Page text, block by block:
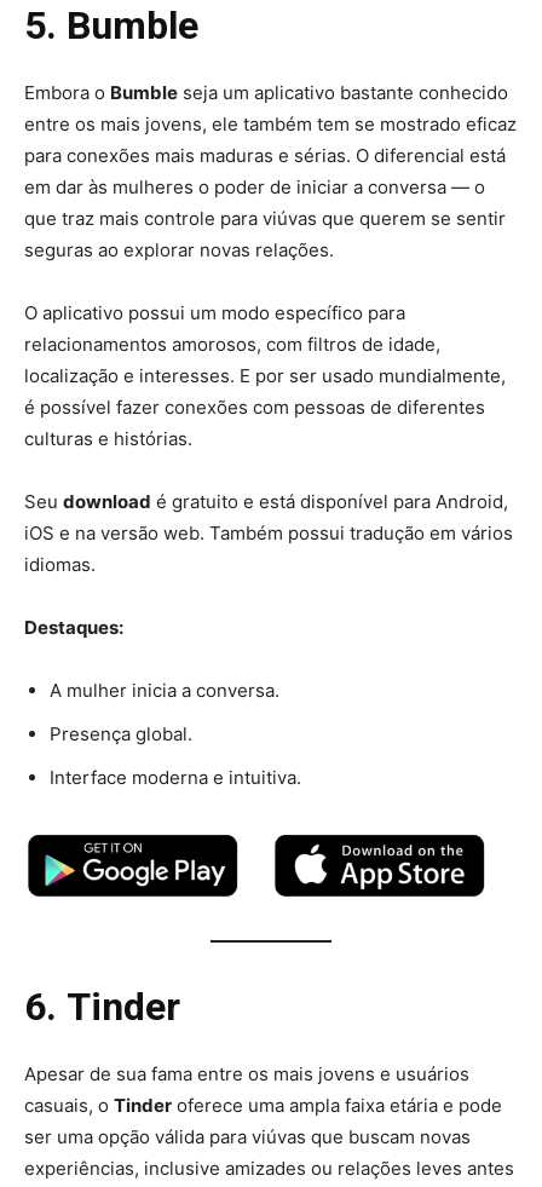
5. Bumble
Embora o Bumble seja um aplicativo bastante conhecido
entre os mais jovens, ele também tem se mostrado eficaz
para conexões mais maduras e sérias. O diferencial está
em dar às mulheres o poder de iniciar a conversa — o
que traz mais controle para viúvas que querem se sentir
seguras ao explorar novas relações.
O aplicativo possui um modo específico para
relacionamentos amorosos, com filtros de idade,
localização e interesses. E por ser usado mundialmente,
é possível fazer conexões com pessoas de diferentes
culturas e histórias.
Seu download é gratuito e está disponível para Android,
iOS e na versão web. Também possui tradução em vários
idiomas.
Destaques:
A mulher inicia a conversa.
Presença global.
Interface moderna e intuitiva.
6. Tinder
Apesar de sua fama entre os mais jovens e usuários
casuais, o Tinder oferece uma ampla faixa etária e pode
ser uma opção válida para viúvas que buscam novas
experiências, inclusive amizades ou relações leves antes